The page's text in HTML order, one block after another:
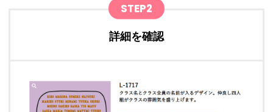
STEP2
詳細を確認